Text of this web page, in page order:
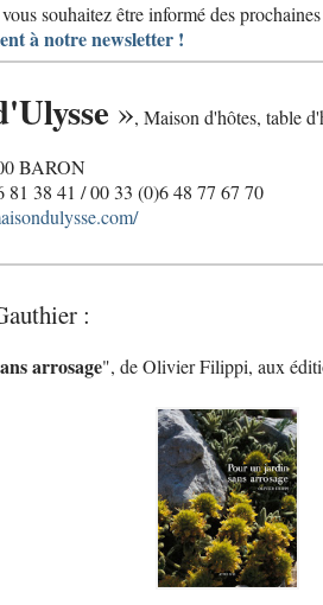
souhaitez être informé des
à notre newsletter !
», Maison d'hôtes, table
BARON
81 38 41 / 00 33 (0)6 48 77 67 70
:
arrosage", de Olivier Filippi, aux